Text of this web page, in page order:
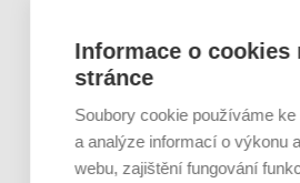
Informace o cookies
stránce
Soubory cookie používáme
a analýze informací o výkonu
webu, zajištění fungování